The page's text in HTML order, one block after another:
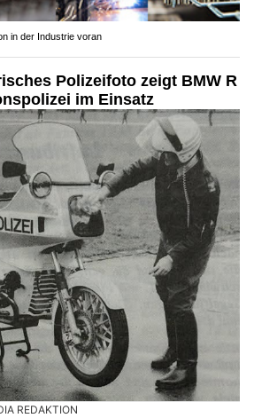
in der Industrie voran
Polizeifoto zeigt BMW R
im Einsatz
REDAKTION